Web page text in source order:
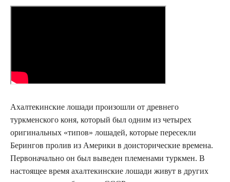
Ахалтекинские лошади произошли от древнего
туркменского коня, который был одним из четырех
оригинальных «типов» лошадей, которые пересекли
Берингов пролив из Америки в доисторические времена.
Первоначально он был выведен племенами туркмен. В
настоящее время ахалтекинские лошади живут в других